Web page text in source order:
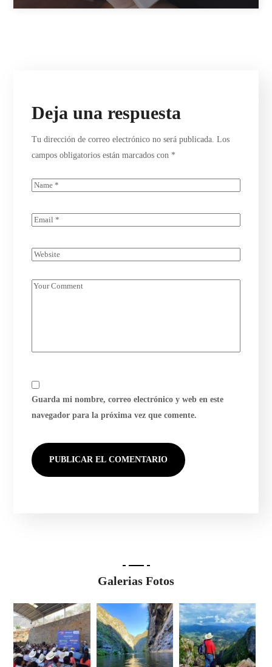
Deja una respuesta
Tu dirección de correo electrónico no será publicada. Los
campos obligatorios están marcados con *
Guarda mi nombre, correo electrónico y web en este
navegador para la próxima vez que comente.
Galerias Fotos